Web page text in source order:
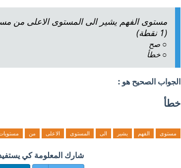
مستوى الفهم يشير الى المستوى الاعلى من
(1 نقطة)
○ صح
○ خطأ
الجواب الصحيح هو :
خطأ
مستوى الفهم يشير الى المستوى الاعلى من
شارك المعلومة كي